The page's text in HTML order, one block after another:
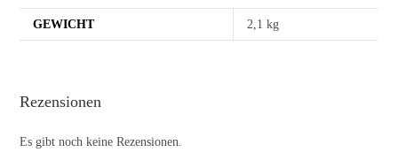
GEWICHT 2,1 kg
Rezensionen
Es gibt noch keine Rezensionen.